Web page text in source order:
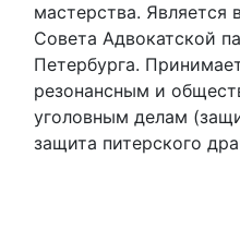
мастерства. Является
Совета Адвокатской
Петербурга.
резонансным и
уголовным делам
защита питерского